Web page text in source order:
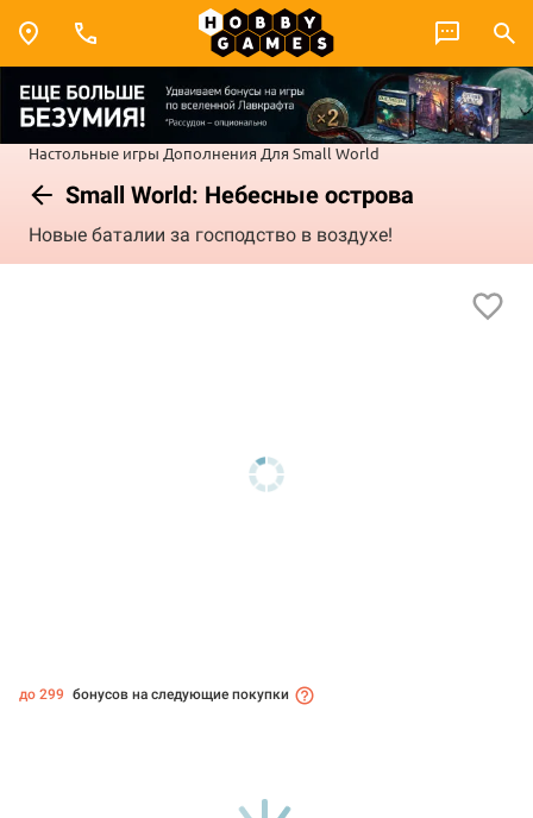
Настольные игры Дополнения Для Small World
Small World: Небесные острова
Новые баталии за господство в воздухе!
до 299 бонусов на следующие покупки